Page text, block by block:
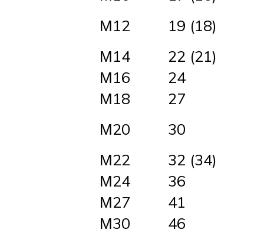
М12
19 (18)
М14
22 (21)
М16
24
М18
27
М20
30
М22
32 (34)
М24
36
М27
41
М30
46